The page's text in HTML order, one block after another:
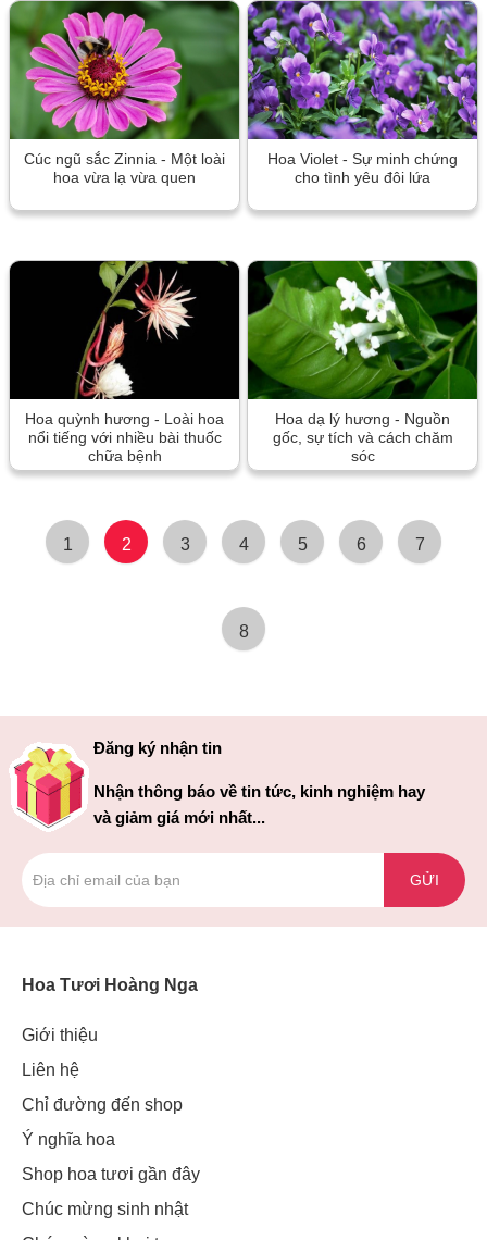
Cúc ngũ sắc Zinnia - Một loài
hoa vừa lạ vừa quen
Hoa Violet - Sự minh chứng
cho tình yêu đôi lứa
Hoa quỳnh hương - Loài hoa
nổi tiếng với nhiều bài thuốc
chữa bệnh
Hoa dạ lý hương - Nguồn
gốc, sự tích và cách chăm
sóc
1 2 3 4 5 6 7
8
Đăng ký nhận tin
Nhận thông báo về tin tức, kinh nghiệm hay
và giảm giá mới nhất...
GỬI
Hoa Tươi Hoàng Nga
Giới thiệu
Liên hệ
Chỉ đường đến shop
Ý nghĩa hoa
Shop hoa tươi gần đây
Chúc mừng sinh nhật